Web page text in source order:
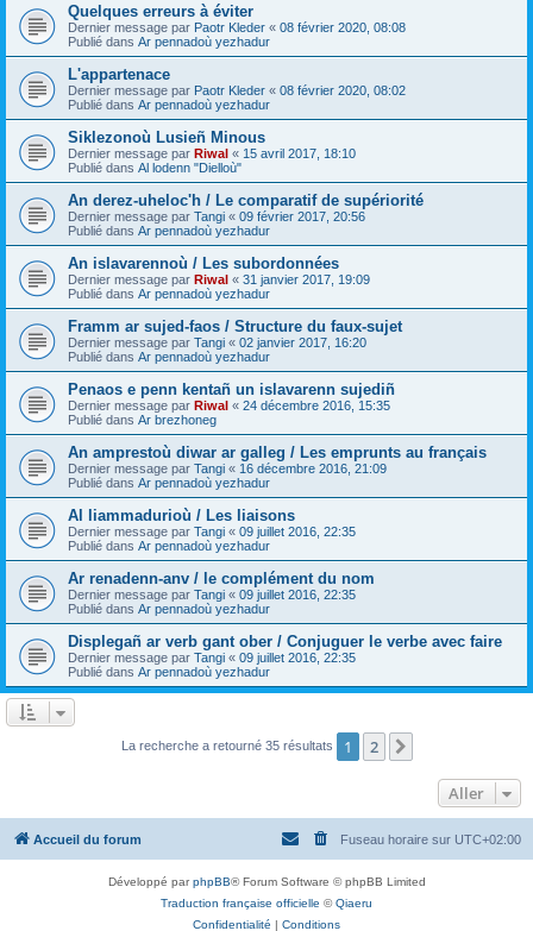
Quelques erreurs à éviter
Dernier message par Paotr Kleder « 08 février 2020, 08:08
Publié dans Ar pennadoù yezhadur
L'appartenace
Dernier message par Paotr Kleder « 08 février 2020, 08:02
Publié dans Ar pennadoù yezhadur
Siklezonoù Lusieñ Minous
Dernier message par Riwal « 15 avril 2017, 18:10
Publié dans Al lodenn "Dielloù"
An derez-uheloc'h / Le comparatif de supériorité
Dernier message par Tangi « 09 février 2017, 20:56
Publié dans Ar pennadoù yezhadur
An islavarennoù / Les subordonnées
Dernier message par Riwal « 31 janvier 2017, 19:09
Publié dans Ar pennadoù yezhadur
Framm ar sujed-faos / Structure du faux-sujet
Dernier message par Tangi « 02 janvier 2017, 16:20
Publié dans Ar pennadoù yezhadur
Penaos e penn kentañ un islavarenn sujediñ
Dernier message par Riwal « 24 décembre 2016, 15:35
Publié dans Ar brezhoneg
An amprestoù diwar ar galleg / Les emprunts au français
Dernier message par Tangi « 16 décembre 2016, 21:09
Publié dans Ar pennadoù yezhadur
Al liammadurioù / Les liaisons
Dernier message par Tangi « 09 juillet 2016, 22:35
Publié dans Ar pennadoù yezhadur
Ar renadenn-anv / le complément du nom
Dernier message par Tangi « 09 juillet 2016, 22:35
Publié dans Ar pennadoù yezhadur
Displegañ ar verb gant ober / Conjuguer le verbe avec faire
Dernier message par Tangi « 09 juillet 2016, 22:35
Publié dans Ar pennadoù yezhadur
La recherche a retourné 35 résultats 1 2
Aller
Accueil du forum Fuseau horaire sur UTC+02:00
Développé parphpBB® Forum Software © phpBB Limited
Traduction française officielle ©Qiaeru
Confidentialité | Conditions